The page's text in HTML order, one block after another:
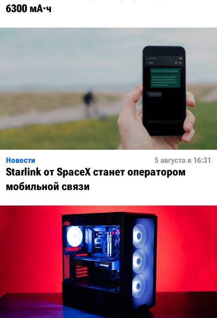
6300 мА·ч
Новости 5 августа в 16:31
Starlink от SpaceX станет оператором
мобильной связи